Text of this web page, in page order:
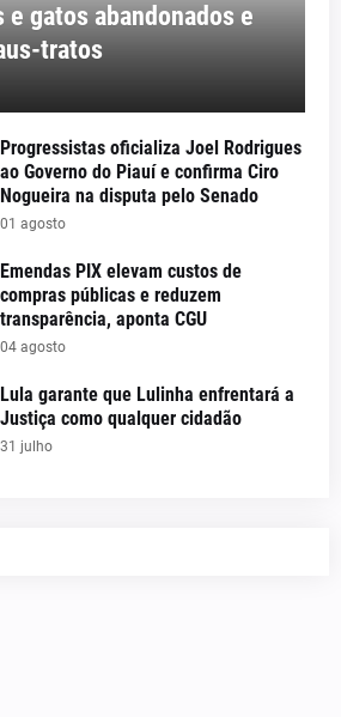
e gatos abandonados e
tratos
Progressistas oficializa Joel Rodrigues
ao Governo do Piauí e confirma Ciro
Nogueira na disputa pelo Senado
01 agosto
Emendas PIX elevam custos de
compras públicas e reduzem
transparência, aponta CGU
04 agosto
Lula garante que Lulinha enfrentará a
Justiça como qualquer cidadão
31 julho